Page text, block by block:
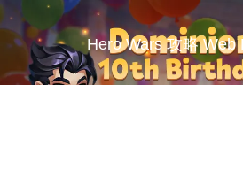
Hero Wars 攻略 Web